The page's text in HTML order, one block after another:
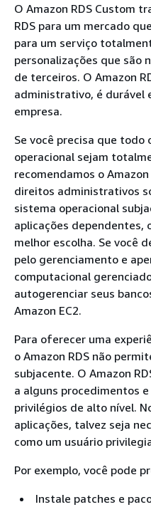
O Amazon RDS Custom
RDS para um mercado
para um serviço
personalizações que são
de terceiros. O Amazon
administrativo, é durável
empresa.
Se você precisa que todo
operacional sejam
recomendamos o
direitos administrativos
sistema operacional
aplicações dependentes,
melhor escolha. Se você
pelo gerenciamento e
computacional
autogerenciar seus
Amazon EC2.
Para oferecer uma
o Amazon RDS não
subjacente. O Amazon
a alguns procedimentos
privilégios de alto nível.
aplicações, talvez seja
como um usuário
Por exemplo, você pode
Instale patches e